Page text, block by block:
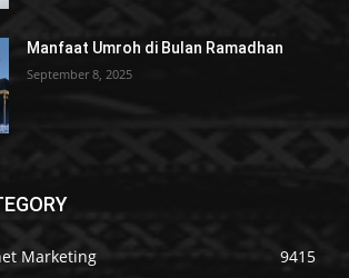
Manfaat Umroh di Bulan Ramadhan
September 8, 2025
Marketing
9415